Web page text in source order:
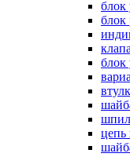
блок
блок
блок
цепь